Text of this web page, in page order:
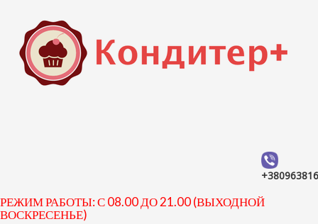
РЕЖИМ РАБОТЫ: С 08.00 ДО 21.00 (ВЫХОДНОЙ
ВОСКРЕСЕНЬЕ)